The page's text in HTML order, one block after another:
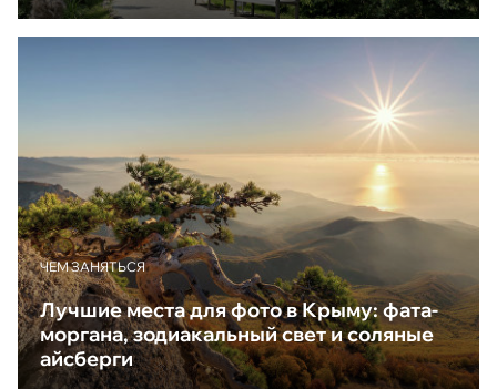
ЧЕМ ЗАНЯТЬСЯ
Лучшие места для фото в Крыму: фата-
моргана, зодиакальный свет и соляные
айсберги